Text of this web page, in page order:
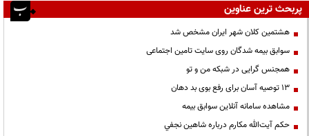
پربحث ترین عناوین
هشتمین کلان شهر ایران مشخص شد
سوابق بیمه شدگان روی سایت تامین اجتماعی
همجنس گرایی در شبکه من و تو
13 توصیه آسان برای رفع بوی بد دهان
مشاهده سامانه آنلاين سوابق بیمه
حكم آيت‌الله مكارم درباره شاهين نجفي